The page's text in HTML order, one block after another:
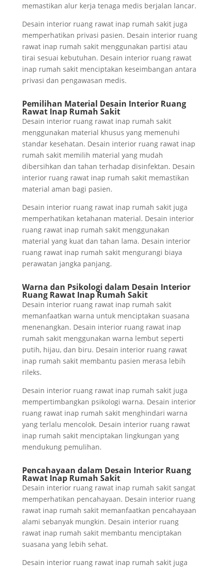
memastikan alur kerja tenaga medis berjalan lancar.
Desain interior ruang rawat inap rumah sakit juga
memperhatikan privasi pasien. Desain interior ruang
rawat inap rumah sakit menggunakan partisi atau
tirai sesuai kebutuhan. Desain interior ruang rawat
inap rumah sakit menciptakan keseimbangan antara
privasi dan pengawasan medis.
Pemilihan Material Desain Interior Ruang
Rawat Inap Rumah Sakit
Desain interior ruang rawat inap rumah sakit
menggunakan material khusus yang memenuhi
standar kesehatan. Desain interior ruang rawat inap
rumah sakit memilih material yang mudah
dibersihkan dan tahan terhadap disinfektan. Desain
interior ruang rawat inap rumah sakit memastikan
material aman bagi pasien.
Desain interior ruang rawat inap rumah sakit juga
memperhatikan ketahanan material. Desain interior
ruang rawat inap rumah sakit menggunakan
material yang kuat dan tahan lama. Desain interior
ruang rawat inap rumah sakit mengurangi biaya
perawatan jangka panjang.
Warna dan Psikologi dalam Desain Interior
Ruang Rawat Inap Rumah Sakit
Desain interior ruang rawat inap rumah sakit
memanfaatkan warna untuk menciptakan suasana
menenangkan. Desain interior ruang rawat inap
rumah sakit menggunakan warna lembut seperti
putih, hijau, dan biru. Desain interior ruang rawat
inap rumah sakit membantu pasien merasa lebih
rileks.
Desain interior ruang rawat inap rumah sakit juga
mempertimbangkan psikologi warna. Desain interior
ruang rawat inap rumah sakit menghindari warna
yang terlalu mencolok. Desain interior ruang rawat
inap rumah sakit menciptakan lingkungan yang
mendukung pemulihan.
Pencahayaan dalam Desain Interior Ruang
Rawat Inap Rumah Sakit
Desain interior ruang rawat inap rumah sakit sangat
memperhatikan pencahayaan. Desain interior ruang
rawat inap rumah sakit memanfaatkan pencahayaan
alami sebanyak mungkin. Desain interior ruang
rawat inap rumah sakit membantu menciptakan
suasana yang lebih sehat.
Desain interior ruang rawat inap rumah sakit juga